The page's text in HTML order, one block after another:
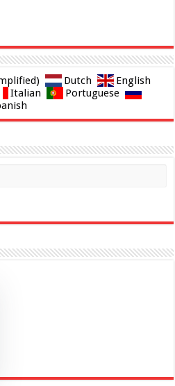
Dutch
English
Italian
Portuguese